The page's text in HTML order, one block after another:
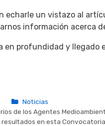
echarle un vistazo al
información acerca
en profundidad y llegado
Categorías
Noticias
de los Agentes
en esta Convocatoria